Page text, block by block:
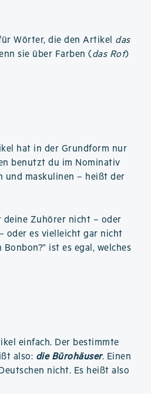
Wörter, die den Artikel das
sie über Farben (das Rot)
hat in der Grundform nur
benutzt du im Nominativ
und maskulinen – heißt der
Zuhörer nicht – oder
oder es vielleicht gar nicht
ist es egal, welches
einfach. Der bestimmte
also: die Bürohäuser. Einen
nicht. Es heißt also